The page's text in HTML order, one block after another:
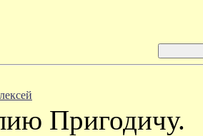
Пригодичу.